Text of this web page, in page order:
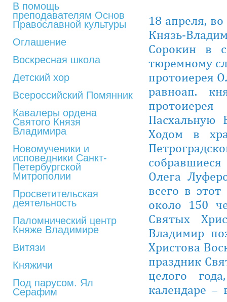
В помощь
преподавателям Основ
Православной культуры
Оглашение
Воскресная школа
Детский хор
Всероссийский Помянник
Кавалеры ордена
Святого Князя
Владимира
Новомученики и
исповедники Санкт-
Петербургской
Митрополии
Просветительская
деятельность
Паломнический центр
Княже Владимире
Витязи
Княжичи
Под парусом. Ял
Серафим
18 апреля,
Князь-
Сорокин в
тюремному
протоиерея
равноап.
Пасхальную
Ходом в
Олега
всего в
около 150
Святых
Владимир
Христова
праздник
целого
календаре –